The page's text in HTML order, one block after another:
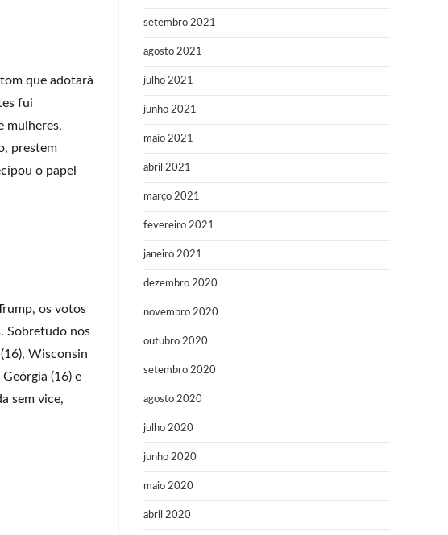
que adotará
fui
mulheres,
prestem
o papel
os votos
Sobretudo nos
Wisconsin
(16) e
sem vice,
setembro 2021
agosto 2021
julho 2021
junho 2021
maio 2021
abril 2021
março 2021
fevereiro 2021
janeiro 2021
dezembro 2020
novembro 2020
outubro 2020
setembro 2020
agosto 2020
julho 2020
junho 2020
maio 2020
abril 2020